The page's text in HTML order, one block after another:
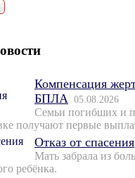
Компенсация
БПЛА 05.08.2026
Семьи погибших и
получают первые
Отказ от спасения
Мать забрала из
ребёнка.